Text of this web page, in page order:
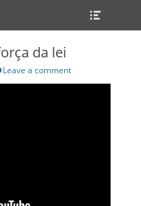
da lei
Leave a comment